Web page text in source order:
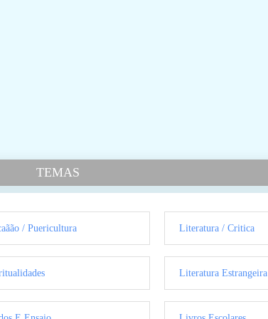
TEMAS
/ Puericultura Literatura / Critica
Literatura Estrangeira